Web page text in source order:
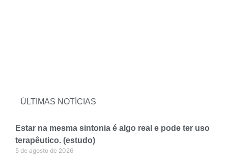
ÚLTIMAS NOTÍCIAS
Estar na mesma sintonia é algo real e pode ter uso
terapêutico. (estudo)
5 de agosto de 2026